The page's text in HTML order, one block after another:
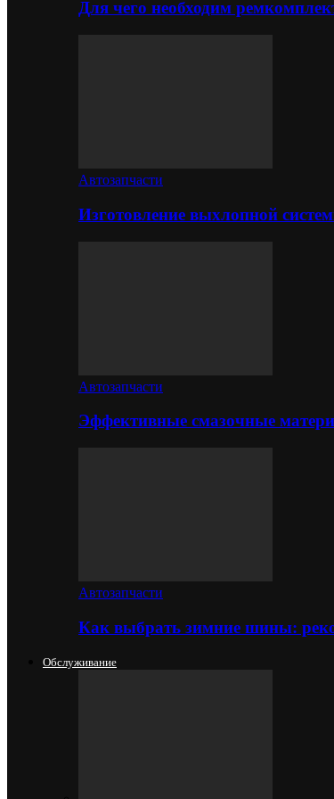
Для чего необходим
Автозапчасти
Изготовление выхлопной
Автозапчасти
Эффективные смазочные
Автозапчасти
Как выбрать зимние шины:
Обслуживание